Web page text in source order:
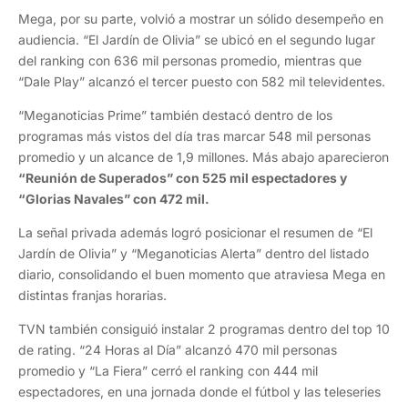
Mega, por su parte, volvió a mostrar un sólido desempeño en
audiencia. “El Jardín de Olivia” se ubicó en el segundo lugar
del ranking con 636 mil personas promedio, mientras que
“Dale Play” alcanzó el tercer puesto con 582 mil televidentes.
“Meganoticias Prime” también destacó dentro de los
programas más vistos del día tras marcar 548 mil personas
promedio y un alcance de 1,9 millones. Más abajo aparecieron
“Reunión de Superados” con 525 mil espectadores y
“Glorias Navales” con 472 mil.
La señal privada además logró posicionar el resumen de “El
Jardín de Olivia” y “Meganoticias Alerta” dentro del listado
diario, consolidando el buen momento que atraviesa Mega en
distintas franjas horarias.
TVN también consiguió instalar 2 programas dentro del top 10
de rating. “24 Horas al Día” alcanzó 470 mil personas
promedio y “La Fiera” cerró el ranking con 444 mil
espectadores, en una jornada donde el fútbol y las teleseries